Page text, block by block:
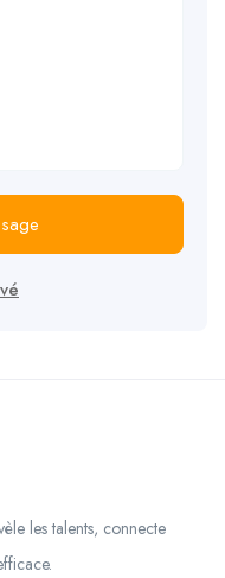
les talents, connecte